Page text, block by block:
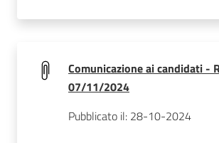
Comunicazione ai candidati -
07/11/2024
Pubblicato il: 28-10-2024